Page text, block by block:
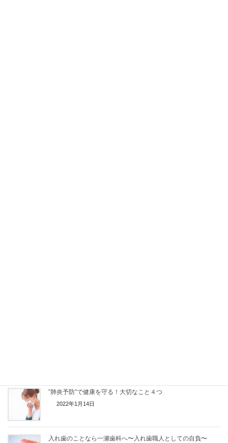
”肺炎予防”で健康を守る！大切なこと４つ
2022年1月14日
入れ歯のことなら一瀬歯科へ〜入れ歯職人としての自負〜